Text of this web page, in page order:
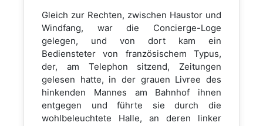
Gleich zur Rechten, zwischen Haustor und
Windfang, war die Concierge-Loge
gelegen, und von dort kam ein
Bediensteter von französischem Typus,
der, am Telephon sitzend, Zeitungen
gelesen hatte, in der grauen Livree des
hinkenden Mannes am Bahnhof ihnen
entgegen und führte sie durch die
wohlbeleuchtete Halle, an deren linker